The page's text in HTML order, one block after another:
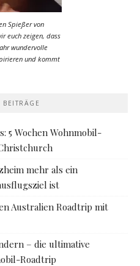
Spießer von
euch zeigen, dass
wundervolle
und kommt
BEITRÄGE
5 Wochen Wohnmobil-
mehr als ein
ist
Australien Roadtrip mit
– die ultimative
Roadtrip